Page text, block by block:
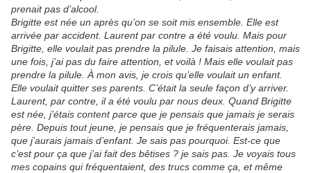
prenait pas d’alcool.
Brigitte est née un après qu’on se soit mis ensemble. Elle est
arrivée par accident. Laurent par contre a été voulu. Mais pour
Brigitte, elle voulait pas prendre la pilule. Je faisais attention, mais
une fois, j’ai pas du faire attention, et voilà ! Mais elle voulait pas
prendre la pilule. À mon avis, je crois qu’elle voulait un enfant.
Elle voulait quitter ses parents. C’était la seule façon d’y arriver.
Laurent, par contre, il a été voulu par nous deux. Quand Brigitte
est née, j’étais content parce que je pensais que jamais je serais
père. Depuis tout jeune, je pensais que je fréquenterais jamais,
que j’aurais jamais d’enfant. Je sais pas pourquoi. Est-ce que
c’est pour ça que j’ai fait des bêtises ? je sais pas. Je voyais tous
mes copains qui fréquentaient, des trucs comme ça, et même